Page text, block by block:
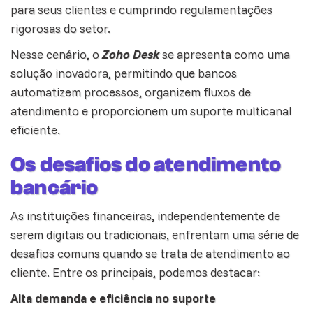
para seus clientes e cumprindo regulamentações
rigorosas do setor.
Nesse cenário, oZoho Deskse apresenta como uma
solução inovadora, permitindo que bancos
automatizem processos, organizem fluxos de
atendimento e proporcionem um suporte multicanal
eficiente.
Os desafios do atendimento
bancário
As instituições financeiras, independentemente de
serem digitais ou tradicionais, enfrentam uma série de
desafios comuns quando se trata de atendimento ao
cliente. Entre os principais, podemos destacar:
Alta demanda e eficiência no suporte